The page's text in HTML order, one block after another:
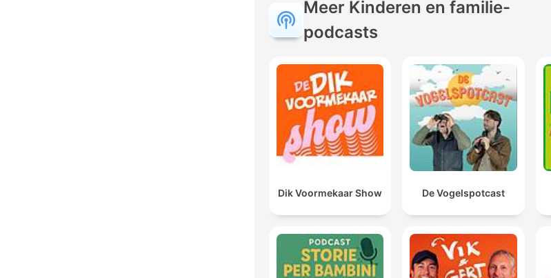
Meer Kinderen en familie-
podcasts
Dik Voormekaar Show De Vogelspotcast